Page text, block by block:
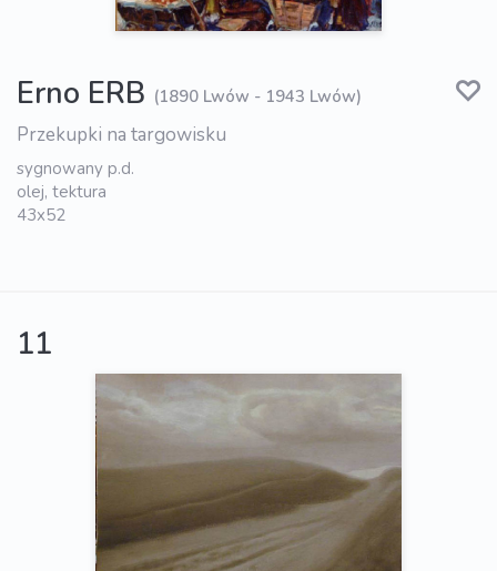
Erno ERB (1890 Lwów - 1943 Lwów)
Przekupki na targowisku
sygnowany p.d.
olej, tektura
43x52
11